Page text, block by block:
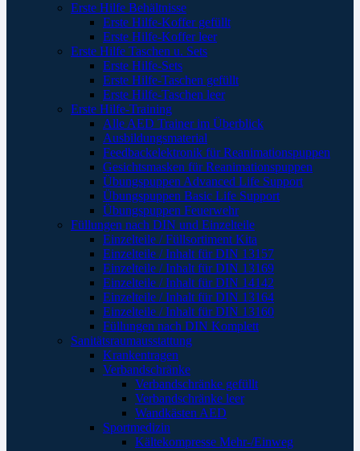
Erste Hilfe Behältnisse
Erste Hilfe-Koffer gefüllt
Erste Hilfe-Koffer leer
Erste Hilfe Taschen u. Sets
Erste Hilfe-Sets
Erste Hilfe-Taschen gefüllt
Erste Hilfe-Taschen leer
Erste Hilfe-Training
Alle AED Trainer im Überblick
Ausbildungsmaterial
Feedbackelektronik für Reanimationspuppen
Gesichtsmasken für Reanimationspuppen
Übungspuppen Advanced Life Support
Übungspuppen Basic Life Support
Übungspuppen Feuerwehr
Füllungen nach DIN und Einzelteile
Einzelteile / Füllsortiment Kita
Einzelteile / Inhalt für DIN 13157
Einzelteile / Inhalt für DIN 13169
Einzelteile / Inhalt für DIN 14142
Einzelteile / Inhalt für DIN 13164
Einzelteile / Inhalt für DIN 13160
Füllungen nach DIN Komplett
Sanitätsraumausstattung
Krankentragen
Verbandschränke
Verbandschränke gefüllt
Verbandschränke leer
Wandkästen AED
Sportmedizin
Kältekompresse Mehr-/Einweg